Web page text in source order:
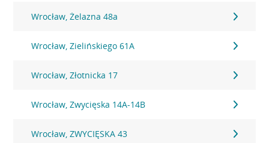
Wrocław, Żelazna 48a
Wrocław, Zielińskiego 61A
Wrocław, Złotnicka 17
Wrocław, Zwycięska 14A-14B
Wrocław, ZWYCIĘSKA 43